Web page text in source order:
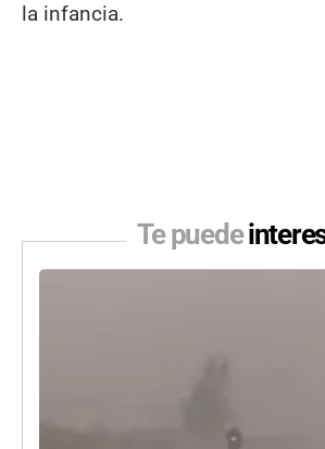
la infancia.
Te puede